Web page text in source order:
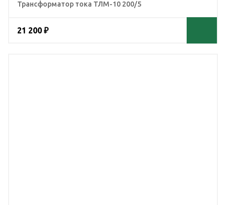
Трансформатор тока ТЛМ-10 200/5
21 200 ₽